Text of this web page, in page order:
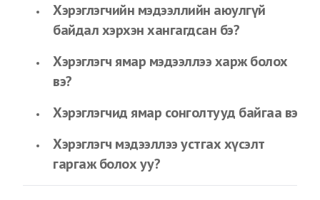
Хэрэглэгчийн мэдээллийн аюулгүй
байдал хэрхэн хангагдсан бэ?
Хэрэглэгч ямар мэдээллээ харж болох
вэ?
Хэрэглэгчид ямар сонголтууд байгаа вэ?
Хэрэглэгч мэдээллээ устгах хүсэлт
гаргаж болох уу?